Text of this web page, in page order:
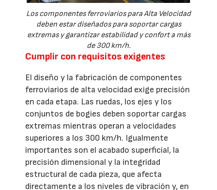
Los componentes ferroviarios para Alta Velocidad
deben estar diseñados para soportar cargas
extremas y garantizar estabilidad y confort a más
de 300 km/h.
Cumplir con requisitos exigentes
El diseño y la fabricación de componentes
ferroviarios de alta velocidad exige precisión
en cada etapa. Las ruedas, los ejes y los
conjuntos de bogies deben soportar cargas
extremas mientras operan a velocidades
superiores a los 300 km/h. Igualmente
importantes son el acabado superficial, la
precisión dimensional y la integridad
estructural de cada pieza, que afecta
directamente a los niveles de vibración y, en